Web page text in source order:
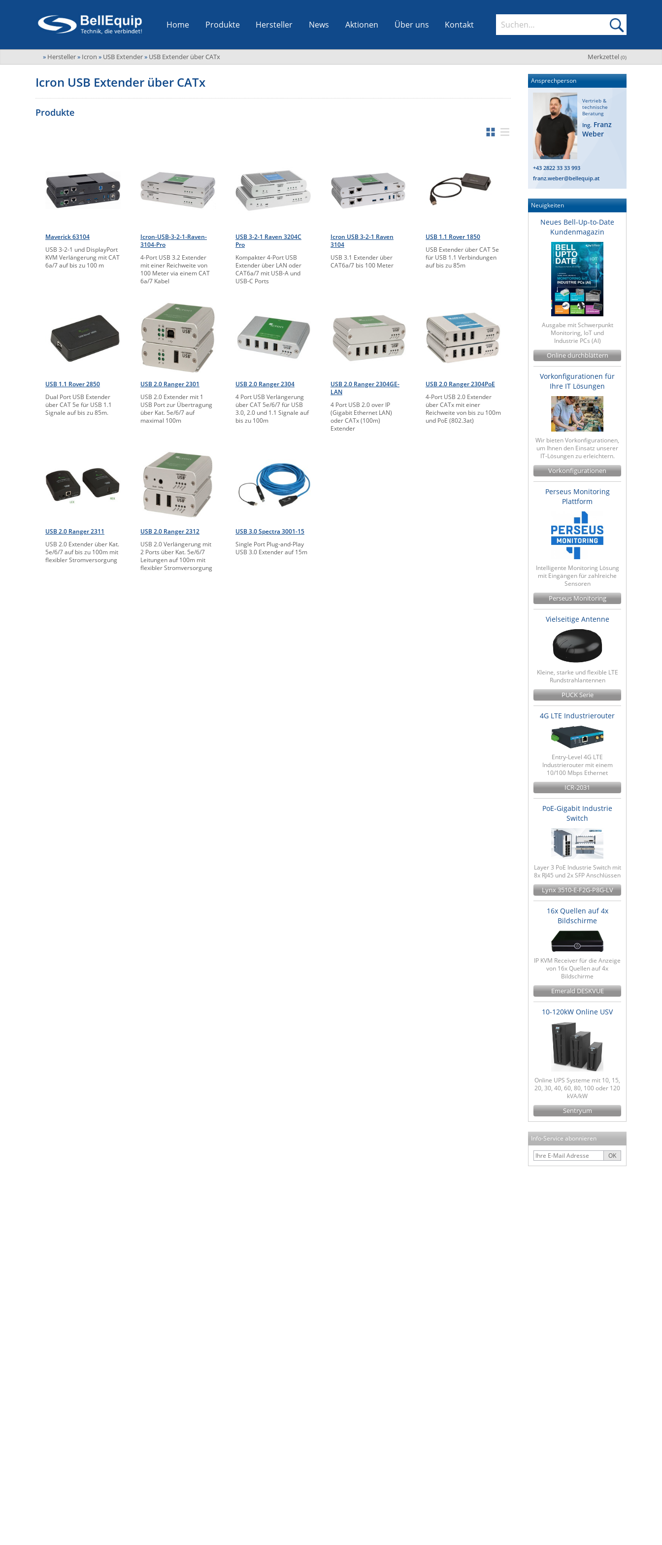
Home Produkte Hersteller News Aktionen Über uns Kontakt
Merkzettel (0)
» Hersteller» Icron » USB Extender» USB Extender über CATx
Icron USB Extender über CATx
Produkte
Maverick 63104
USB 3-2-1 und DisplayPort
KVM Verlängerung mit CAT
6a/7 auf bis zu 100 m
Icron-USB-3-2-1-Raven-
3104-Pro
4-Port USB 3.2 Extender
mit einer Reichweite von
100 Meter via einem CAT
6a/7 Kabel
USB 3-2-1 Raven 3204C
Pro
Kompakter 4-Port USB
Extender über LAN oder
CAT6a/7 mit USB-A und
USB-C Ports
Icron USB 3-2-1 Raven
3104
USB 3.1 Extender über
CAT6a/7 bis 100 Meter
USB 1.1 Rover 1850
USB Extender über CAT 5e
für USB 1.1 Verbindungen
auf bis zu 85m
USB 1.1 Rover 2850
Dual Port USB Extender
über CAT 5e für USB 1.1
Signale auf bis zu 85m.
USB 2.0 Ranger 2301
USB 2.0 Extender mit 1
USB Port zur Übertragung
über Kat. 5e/6/7 auf
maximal 100m
USB 2.0 Ranger 2304
4 Port USB Verlängerung
über CAT 5e/6/7 für USB
3.0, 2.0 und 1.1 Signale auf
bis zu 100m
USB 2.0 Ranger 2304GE-
LAN
4 Port USB 2.0 over IP
(Gigabit Ethernet LAN)
oder CATx (100m)
Extender
USB 2.0 Ranger 2304PoE
4-Port USB 2.0 Extender
über CATx mit einer
Reichweite von bis zu 100m
und PoE (802.3at)
USB 2.0 Ranger 2311
USB 2.0 Extender über Kat.
5e/6/7 auf bis zu 100m mit
flexibler Stromversorgung
USB 2.0 Ranger 2312
USB 2.0 Verlängerung mit
2 Ports über Kat. 5e/6/7
Leitungen auf 100m mit
flexibler Stromversorgung
USB 3.0 Spectra 3001-15
Single Port Plug-and-Play
USB 3.0 Extender auf 15m
Ansprechperson
Vertrieb &
technische
Beratung
Ing. Franz
Weber
+43 2822 33 33 993
franz.weber@bellequip.at
Neuigkeiten
Neues Bell-Up-to-Date
Kundenmagazin
Ausgabe mit Schwerpunkt
Monitoring, IoT und
Industrie PCs (AI)
Online durchblättern
Vorkonfigurationen für
Ihre IT Lösungen
Wir bieten Vorkonfigurationen,
um Ihnen den Einsatz unserer
IT-Lösungen zu erleichtern.
Vorkonfigurationen
Perseus Monitoring
Plattform
Intelligente Monitoring Lösung
mit Eingängen für zahlreiche
Sensoren
Perseus Monitoring
Vielseitige Antenne
Kleine, starke und flexible LTE
Rundstrahlantennen
PUCK Serie
4G LTE Industrierouter
Entry-Level 4G LTE
Industrierouter mit einem
10/100 Mbps Ethernet
ICR-2031
PoE-Gigabit Industrie
Switch
Layer 3 PoE Industrie Switch mit
8x RJ45 und 2x SFP Anschlüssen
Lynx 3510-E-F2G-P8G-LV
16x Quellen auf 4x
Bildschirme
IP KVM Receiver für die Anzeige
von 16x Quellen auf 4x
Bildschirme
Emerald DESKVUE
10-120kW Online USV
Online UPS Systeme mit 10, 15,
20, 30, 40, 60, 80, 100 oder 120
kVA/kW
Sentryum
Info-Service abonnieren
OK